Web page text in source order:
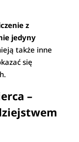
z
jedyny
także inne
się
–